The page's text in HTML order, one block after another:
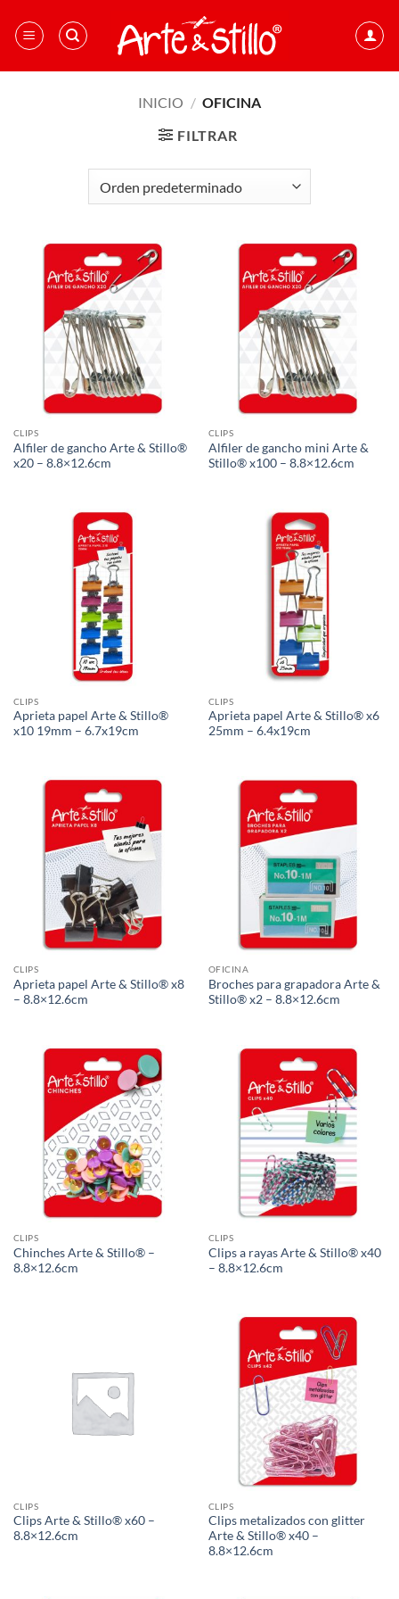
contenido
INICIO / OFICINA
FILTRAR
CLIPS
Alfiler de gancho Arte & Stillo®
x20 – 8.8×12.6cm
CLIPS
Alfiler de gancho mini Arte &
Stillo® x100 – 8.8×12.6cm
CLIPS
Aprieta papel Arte & Stillo®
x10 19mm – 6.7x19cm
CLIPS
Aprieta papel Arte & Stillo® x6
25mm – 6.4x19cm
CLIPS
Aprieta papel Arte & Stillo® x8
– 8.8×12.6cm
OFICINA
Broches para grapadora Arte &
Stillo® x2 – 8.8×12.6cm
CLIPS
Chinches Arte & Stillo® –
8.8×12.6cm
CLIPS
Clips a rayas Arte & Stillo® x40
– 8.8×12.6cm
CLIPS
Clips Arte & Stillo® x60 –
8.8×12.6cm
CLIPS
Clips metalizados con glitter
Arte & Stillo® x40 –
8.8×12.6cm